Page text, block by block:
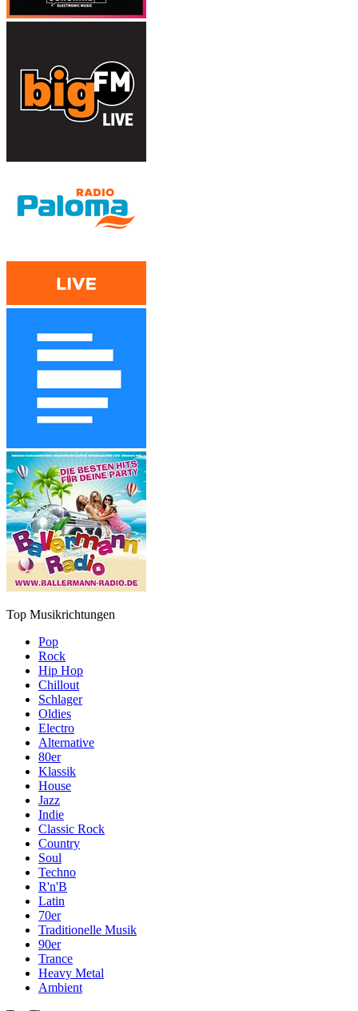
Top Musikrichtungen
Pop
Rock
Hip Hop
Chillout
Schlager
Oldies
Electro
Alternative
80er
Klassik
House
Jazz
Indie
Classic Rock
Country
Soul
Techno
R'n'B
Latin
70er
Traditionelle Musik
90er
Trance
Heavy Metal
Ambient